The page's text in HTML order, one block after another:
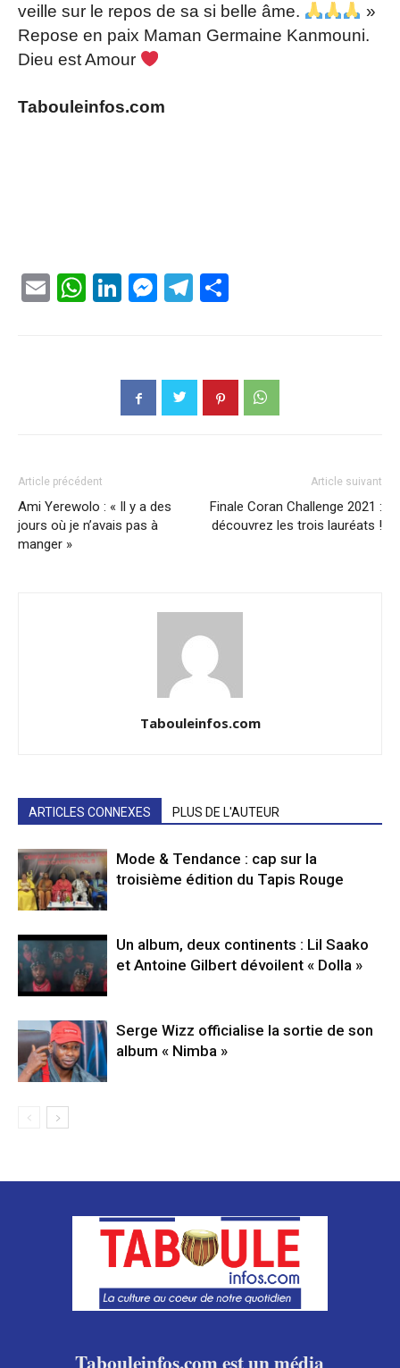
veille sur le repos de sa si belle âme.
»
Repose en paix Maman Germaine Kanmouni.
Dieu est Amour
Tabouleinfos.com
EmailWhatsApp
LinkedIn
Messenger
Telegram
Article précédent
Ami Yerewolo : « Il y a des
jours où je n’avais pas à
manger »
Article suivant
Finale Coran Challenge 2021 :
découvrez les trois lauréats !
Tabouleinfos.com
ARTICLES CONNEXES PLUS DE L'AUTEUR
Mode & Tendance : cap sur la
troisième édition du Tapis Rouge
Un album, deux continents : Lil Saako
et Antoine Gilbert dévoilent « Dolla »
Serge Wizz officialise la sortie de son
album « Nimba »
Tabouleinfos.com est un média